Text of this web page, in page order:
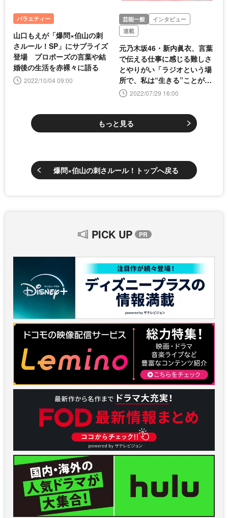
バラエティー
山口もえが「爆問×伯山の刺
さルール！SP」にサプライズ
登場 プロポーズの言葉や結
婚後の生活を赤裸々に語る
2022/10/04 09:00
芸能一般
インタビュー
連載
元乃木坂46・新内眞衣、言葉
で伝える仕事に感じる難しさ
とやりがい「ラジオという場
所で、私は“生きる”ことがで
きた」【連載：Museの素顔
2022/07/29 16:00
もっと見る
爆問×伯山の刺さルール！トップへ戻る
PICK UP